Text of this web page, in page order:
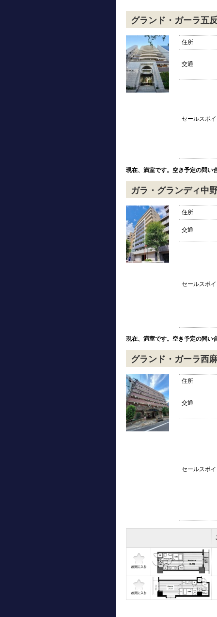
グランド・ガーラ五
住所
交通
セールスポ
現在、満室です。空き予定の問い
ガラ・グランディ中
住所
交通
セールスポ
現在、満室です。空き予定の問い
グランド・ガーラ西
住所
交通
セールスポ